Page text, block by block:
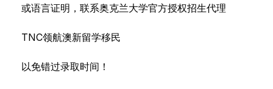
或语言证明， 联系奥克兰大学官方授权招生代理
TNC领航澳新留学移民
以免错过录取时间！